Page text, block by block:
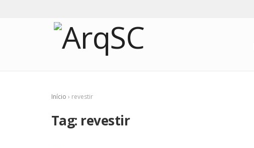
Início › revestir
Tag: revestir